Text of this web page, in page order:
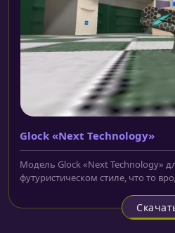
Glock «Next Technology»
Модель Glock «Next Technology»
футуристическом стиле, что то